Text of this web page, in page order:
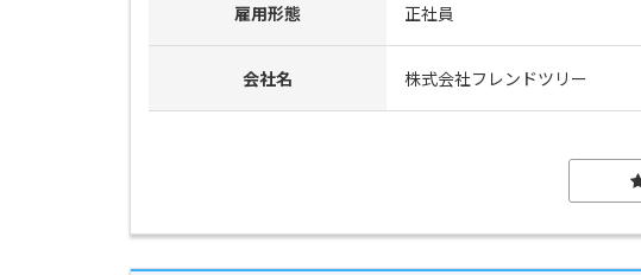
雇用形態 正社員
会社名 株式会社フレンドツリー